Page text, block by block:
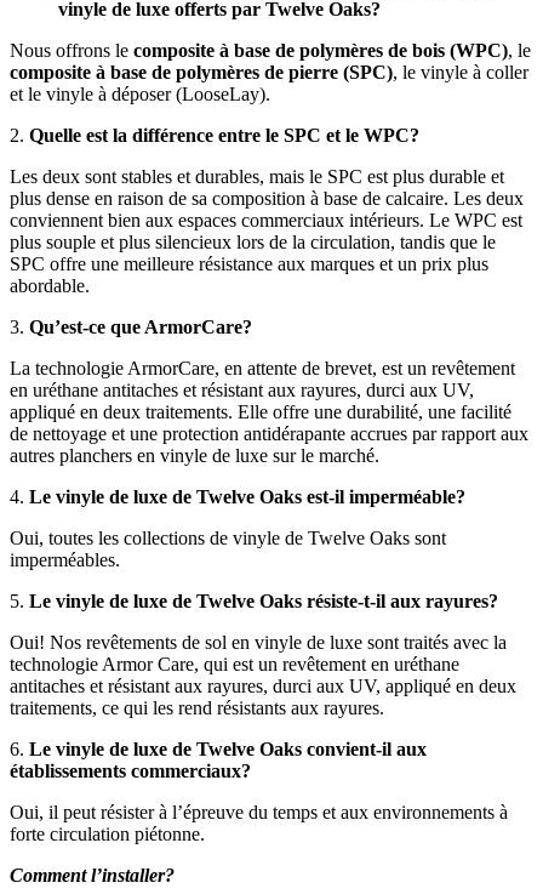
vinyle de luxe offerts par Twelve Oaks?
Nous offrons le composite à base de polymères de bois (WPC), le
composite à base de polymères de pierre (SPC), le vinyle à coller
et le vinyle à déposer (LooseLay).
2. Quelle est la différence entre le SPC et le WPC?
Les deux sont stables et durables, mais le SPC est plus durable et
plus dense en raison de sa composition à base de calcaire. Les deux
conviennent bien aux espaces commerciaux intérieurs. Le WPC est
plus souple et plus silencieux lors de la circulation, tandis que le
SPC offre une meilleure résistance aux marques et un prix plus
abordable.
3. Qu’est-ce que ArmorCare?
La technologie ArmorCare, en attente de brevet, est un revêtement
en uréthane antitaches et résistant aux rayures, durci aux UV,
appliqué en deux traitements. Elle offre une durabilité, une facilité
de nettoyage et une protection antidérapante accrues par rapport aux
autres planchers en vinyle de luxe sur le marché.
4. Le vinyle de luxe de Twelve Oaks est-il imperméable?
Oui, toutes les collections de vinyle de Twelve Oaks sont
imperméables.
5. Le vinyle de luxe de Twelve Oaks résiste-t-il aux rayures?
Oui! Nos revêtements de sol en vinyle de luxe sont traités avec la
technologie Armor Care, qui est un revêtement en uréthane
antitaches et résistant aux rayures, durci aux UV, appliqué en deux
traitements, ce qui les rend résistants aux rayures.
6. Le vinyle de luxe de Twelve Oaks convient-il aux
établissements commerciaux?
Oui, il peut résister à l’épreuve du temps et aux environnements à
forte circulation piétonne.
Comment l’installer?